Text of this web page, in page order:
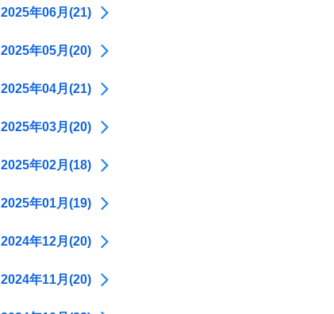
2025年06月(21)
2025年05月(20)
2025年04月(21)
2025年03月(20)
2025年02月(18)
2025年01月(19)
2024年12月(20)
2024年11月(20)